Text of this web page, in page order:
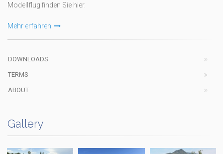
Modellflug finden Sie hier.
Mehr erfahren
DOWNLOADS
TERMS
ABOUT
Gallery